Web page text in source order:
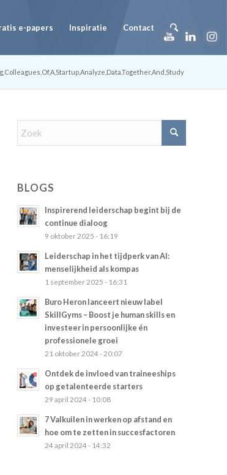
e-papers Inspiratie Contact
BLOGS
Inspirerend leiderschap begint bij de
continue dialoog
9 oktober 2025 - 16:19
Leiderschap in het tijdperk van AI:
menselijkheid als kompas
1 september 2025 - 16:31
Buro Heron lanceert nieuw label
SkillGyms – Boost je human skills en
investeer in persoonlijke én
professionele groei
21 oktober 2024 - 20:07
Ontdek de invloed van traineeships
op getalenteerde starters
29 april 2024 - 10:08
7 Valkuilen in werken op afstand en
hoe om te zetten in succesfactoren
24 april 2024 - 14:32